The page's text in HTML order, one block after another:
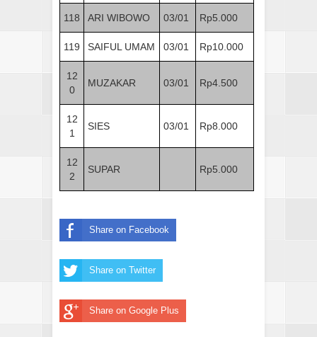
118 ARI WIBOWO 03/01 Rp5.000
119 SAIFUL UMAM 03/01 Rp10.000
12
0
MUZAKAR 03/01 Rp4.500
12
1
SIES 03/01 Rp8.000
12
2
SUPAR Rp5.000
Share on Facebook
Share on Twitter
Share on Google Plus